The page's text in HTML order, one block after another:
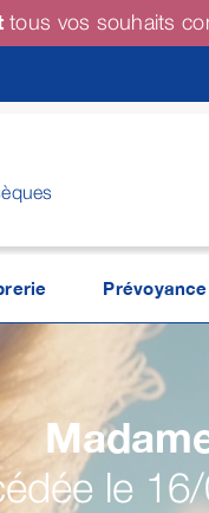
tous vos souhaits
Prévoyance
le